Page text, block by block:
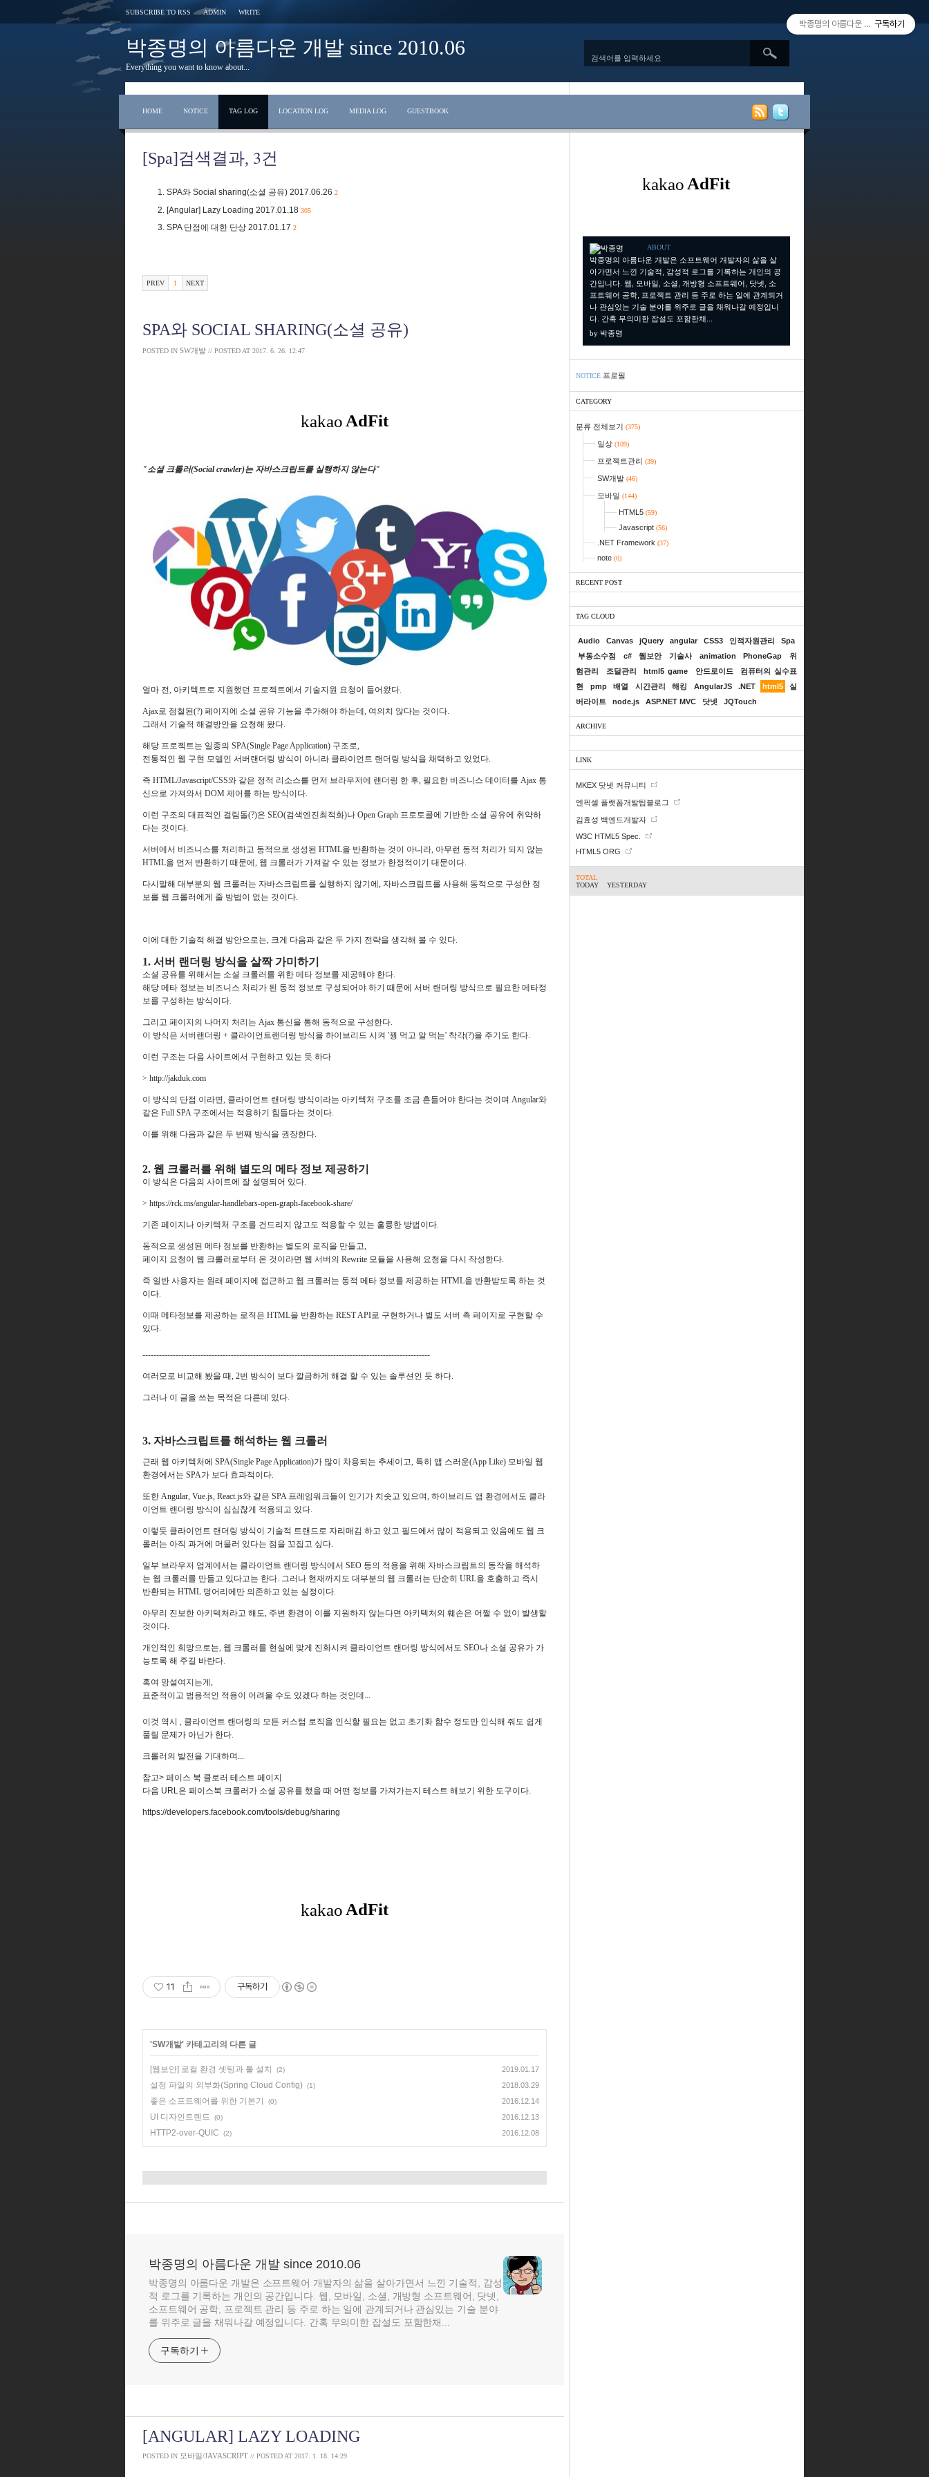
SUBSCRIBE TO RSS ADMIN WRITE
박종명의 아름다운 개발 since 2010.06
Everything you want to know about...
HOME NOTICE TAG LOG LOCATION LOG MEDIA LOG GUESTBOOK
[Spa]검색결과, 3건
SPA와 Social sharing(소셜 공유) 2017.06.26 2
[Angular] Lazy Loading 2017.01.18 305
SPA 단점에 대한 단상 2017.01.17 2
PREV 1 NEXT
SPA와 SOCIAL SHARING(소셜 공유)
POSTED IN SW개발 // POSTED AT 2017. 6. 26. 12:47
"소셜 크롤러(Social crawler)는 자바스크립트를 실행하지 않는다"
얼마 전, 아키텍트로 지원했던 프로젝트에서 기술지원 요청이 들어왔다.
Ajax로 점철된(?) 페이지에 소셜 공유 기능을 추가해야 하는데, 여의치 않다는 것이다.
그래서 기술적 해결방안을 요청해 왔다.
해당 프로젝트는 일종의 SPA(Single Page Application) 구조로,
전통적인 웹 구현 모델인 서버랜더링 방식이 아니라 클라이언트 랜더링 방식을 채택하고 있었다.
즉 HTML/Javascript/CSS와 같은 정적 리소스를 먼저 브라우저에 랜더링 한 후, 필요한 비즈니스 데이터를 Ajax 통
신으로 가져와서 DOM 제어를 하는 방식이다.
이런 구조의 대표적인 걸림돌(?)은 SEO(검색엔진최적화)나 Open Graph 프로토콜에 기반한 소셜 공유에 취약하
다는 것이다.
서버에서 비즈니스를 처리하고 동적으로 생성된 HTML을 반환하는 것이 아니라, 아무런 동적 처리가 되지 않는
HTML을 먼저 반환하기 때문에, 웹 크롤러가 가져갈 수 있는 정보가 한정적이기 대문이다.
다시말해 대부분의 웹 크롤러는 자바스크립트를 실행하지 않기에, 자바스크립트를 사용해 동적으로 구성한 정
보를 웹 크롤러에게 줄 방법이 없는 것이다.
이에 대한 기술적 해결 방안으로는, 크게 다음과 같은 두 가지 전략을 생각해 볼 수 있다.
1. 서버 랜더링 방식을 살짝 가미하기
소셜 공유를 위해서는 소셜 크롤러를 위한 메타 정보를 제공해야 한다.
해당 메타 정보는 비즈니스 처리가 된 동적 정보로 구성되어야 하기 때문에 서버 랜더링 방식으로 필요한 메타정
보를 구성하는 방식이다.
그리고 페이지의 나머지 처리는 Ajax 통신을 통해 동적으로 구성한다.
이 방식은 서버랜더링 + 클라이언트랜더링 방식을 하이브리드 시켜 '꿩 먹고 알 먹는' 착각(?)을 주기도 한다.
이런 구조는 다음 사이트에서 구현하고 있는 듯 하다
> http://jakduk.com
이 방식의 단점 이라면, 클라이언트 랜더링 방식이라는 아키텍처 구조를 조금 흔들어야 한다는 것이며 Angular와
같은 Full SPA 구조에서는 적용하기 힘들다는 것이다.
이를 위해 다음과 같은 두 번째 방식을 권장한다.
2. 웹 크롤러를 위해 별도의 메타 정보 제공하기
이 방식은 다음의 사이트에 잘 설명되어 있다.
> https://rck.ms/angular-handlebars-open-graph-facebook-share/
기존 페이지나 아키텍처 구조를 건드리지 않고도 적용할 수 있는 훌륭한 방법이다.
동적으로 생성된 메타 정보를 반환하는 별도의 로직을 만들고,
페이지 요청이 웹 크롤러로부터 온 것이라면 웹 서버의 Rewrite 모듈을 사용해 요청을 다시 작성한다.
즉 일반 사용자는 원래 페이지에 접근하고 웹 크롤러는 동적 메타 정보를 제공하는 HTML을 반환받도록 하는 것
이다.
이때 메타정보를 제공하는 로직은 HTML을 반환하는 REST API로 구현하거나 별도 서버 측 페이지로 구현할 수
있다.
--------------------------------------------------------------------------------------------------------
여러모로 비교해 봤을 때, 2번 방식이 보다 깔금하게 해결 할 수 있는 솔루션인 듯 하다.
그러나 이 글을 쓰는 목적은 다른데 있다.
3. 자바스크립트를 해석하는 웹 크롤러
근래 웹 아키텍처에 SPA(Single Page Application)가 많이 차용되는 추세이고, 특히 앱 스러운(App Like) 모바일 웹
환경에서는 SPA가 보다 효과적이다.
또한 Angular, Vue.js, React.js와 같은 SPA 프레임워크들이 인기가 치솟고 있으며, 하이브리드 앱 환경에서도 클라
이언트 랜더링 방식이 심심찮게 적용되고 있다.
이렇듯 클라이언트 랜더링 방식이 기술적 트랜드로 자리매김 하고 있고 필드에서 많이 적용되고 있음에도 웹 크
롤러는 아직 과거에 머물러 있다는 점을 꼬집고 싶다.
일부 브라우저 업계에서는 클라이언트 랜더링 방식에서 SEO 등의 적용을 위해 자바스크립트의 동작을 해석하
는 웹 크롤러를 만들고 있다고는 한다. 그러나 현재까지도 대부분의 웹 크롤러는 단순히 URL을 호출하고 즉시
반환되는 HTML 덩어리에만 의존하고 있는 실정이다.
아무리 진보한 아키텍처라고 해도, 주변 환경이 이를 지원하지 않는다면 아키텍처의 훼손은 어쩔 수 없이 발생할
것이다.
개인적인 희망으로는, 웹 크롤러를 현실에 맞게 진화시켜 클라이언트 랜더링 방식에서도 SEO나 소셜 공유가 가
능토록 해 주길 바란다.
혹여 망설여지는게,
표준적이고 범용적인 적용이 어려울 수도 있겠다 하는 것인데...
이것 역시 , 클라이언트 랜더링의 모든 커스텀 로직을 인식할 필요는 없고 초기화 함수 정도만 인식해 줘도 쉽게
풀릴 문제가 아닌가 한다.
크롤러의 발전을 기대하며...
참고> 페이스 북 클로러 테스트 페이지
다음 URL은 페이스북 크롤러가 소셜 공유를 했을 때 어떤 정보를 가져가는지 테스트 해보기 위한 도구이다.
https://developers.facebook.com/tools/debug/sharing
11 구독하기
'SW개발' 카테고리의 다른 글
[웹보안] 로컬 환경 셋팅과 툴 설치 (2) 2019.01.17
설정 파일의 외부화(Spring Cloud Config) (1) 2018.03.29
좋은 소프트웨어를 위한 기본기 (0) 2016.12.14
UI 디자인트렌드 (0) 2016.12.13
HTTP2-over-QUIC (2) 2016.12.08
박종명의 아름다운 개발 since 2010.06
박종명의 아름다운 개발은 소프트웨어 개발자의 삶을 살아가면서 느낀 기술적, 감성
적 로그를 기록하는 개인의 공간입니다. 웹, 모바일, 소셜, 개방형 소프트웨어, 닷넷,
소프트웨어 공학, 프로젝트 관리 등 주로 하는 일에 관계되거나 관심있는 기술 분야
를 위주로 글을 채워나갈 예정입니다. 간혹 무의미한 잡설도 포함한채...
구독하기
[ANGULAR] LAZY LOADING
POSTED IN 모바일/JAVASCRIPT // POSTED AT 2017. 1. 18. 14:29
ABOUT
박종명의 아름다운 개발은 소프트웨어 개발자의 삶을 살
아가면서 느낀 기술적, 감성적 로그를 기록하는 개인의 공
간입니다. 웹, 모바일, 소셜, 개방형 소프트웨어, 닷넷, 소
프트웨어 공학, 프로젝트 관리 등 주로 하는 일에 관계되거
나 관심있는 기술 분야를 위주로 글을 채워나갈 예정입니
다. 간혹 무의미한 잡설도 포함한채...
by 박종명
NOTICE 프로필
CATEGORY
분류 전체보기 (375)
일상 (109)
프로젝트관리 (39)
SW개발 (46)
모바일 (144)
HTML5 (59)
Javascript (56)
.NET Framework (37)
note (0)
RECENT POST
TAG CLOUD
Audio Canvas jQuery angular CSS3 인적자원관리
Spa
부동소수점
c# 웹보안 기술사 animation PhoneGap
위
험관리
조달관리 html5 game 안드로이드
컴퓨터의 실수표
현
pmp 배열 시간관리 해킹 AngularJS .NET html5
실
버라이트
node.js ASP.NET MVC 닷넷 JQTouch
ARCHIVE
LINK
MKEX 닷넷 커뮤니티
엔픽셀 플랫폼개발팀블로그
김효성 백엔드개발자
W3C HTML5 Spec.
HTML5 ORG
TOTAL
TODAY
YESTERDAY
박종명의 아름다운 개발 since
구독하기